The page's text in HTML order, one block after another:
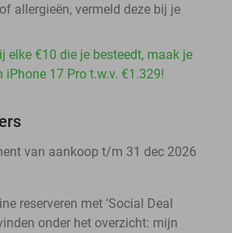
allergieën, vermeld deze bij je
elke €10 die je besteedt, maak je
iPhone 17 Pro t.w.v. €1.329!
van aankoop t/m 31 dec 2026
reserveren met 'Social Deal
onder het overzicht: mijn